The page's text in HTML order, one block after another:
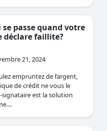
se passe quand votre
déclare faillite?
21, 2024
empruntez de l’argent,
de crédit ne vous le
signataire est la solution